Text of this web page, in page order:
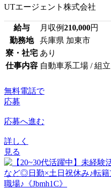
UTエージェント株式会社
給与 月収例210,000円
勤務地
兵庫県 加東市
寮・社宅 あり
仕事内容 自動車系工場 / 組
無料電話で
応募
応募へ進む
詳しく
見る